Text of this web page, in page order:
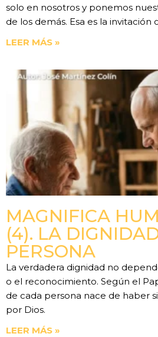
solo en nosotros y ponemos
de los demás. Esa es la invitación
LEER MÁS »
MAGNIFICA
(4). LA
PERSONA
La verdadera dignidad no
o el reconocimiento. Según el
de cada persona nace de haber
por Dios.
LEER MÁS »